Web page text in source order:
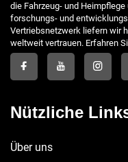
die Fahrzeug- und Heimpflege
forschungs- und
Vertriebsnetzwerk liefern wir
weltweit vertrauen. Erfahren
Nützliche
Über uns